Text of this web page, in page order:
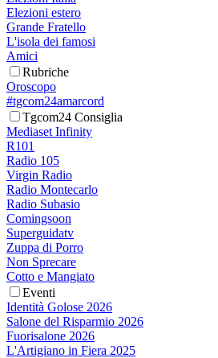
Elezioni estero
Grande Fratello
L'isola dei famosi
Amici
Rubriche
Oroscopo
#tgcom24amarcord
Tgcom24 Consiglia
Mediaset Infinity
R101
Radio 105
Virgin Radio
Radio Montecarlo
Radio Subasio
Comingsoon
Superguidatv
Zuppa di Porro
Non Sprecare
Cotto e Mangiato
Eventi
Identità Golose 2026
Salone del Risparmio 2026
Fuorisalone 2026
L'Artigiano in Fiera 2025